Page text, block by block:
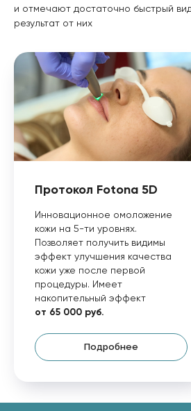
и отмечают достаточно быстрый
результат от них
Протокол Fotona 5D
Инновационное омоложение
кожи на 5-ти уровнях.
Позволяет получить видимы
эффект улучшения качества
кожи уже после первой
процедуры. Имеет
накопительный эффект
от 65 000 руб.
Подробнее